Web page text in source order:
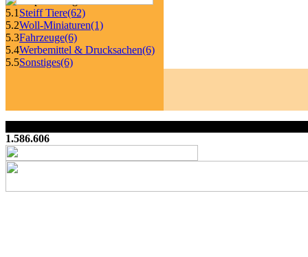
5.1 Steiff Tiere(62)
5.2Woll-Miniaturen(1)
5.3Fahrzeuge(6)
5.4Werbemittel & Drucksachen(6)
5.5Sonstiges(6)
1.586.606